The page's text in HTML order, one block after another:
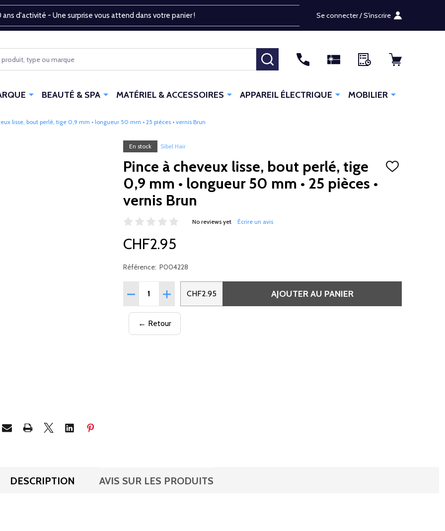
d'activité - Une surprise vous attend dans votre panier ! Se connecter / S'inscrire
RECHERCHER
BEAUTÉ & SPA MATÉRIEL & ACCESSOIRES APPAREIL ÉLECTRIQUE MOBILIER
lisse, bout perlé, tige 0,9 mm • longueur 50 mm • 25 pièces • vernis Brun
En stock Sibel Hair
Pince à cheveux lisse, bout perlé, tige
0,9 mm • longueur 50 mm • 25 pièces •
vernis Brun
AJOUTER
No reviews yet Écrire un avis
CHF2.95
Référence: P004228
Quantité: CHF2.95 AJOUTER AU PANIER
← Retour
DESCRIPTION AVIS SUR LES PRODUITS